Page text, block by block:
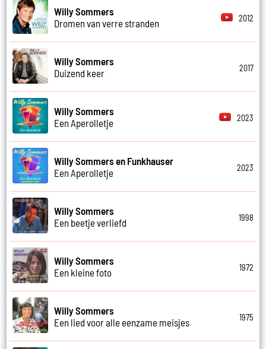
Willy Sommers
Dromen van verre stranden
2012
Willy Sommers
Duizend keer
2017
Willy Sommers
Een Aperolletje
2023
Willy Sommers en Funkhauser
Een Aperolletje
2023
Willy Sommers
Een beetje verliefd
1998
Willy Sommers
Een kleine foto
1972
Willy Sommers
Een lied voor alle eenzame meisjes
1975